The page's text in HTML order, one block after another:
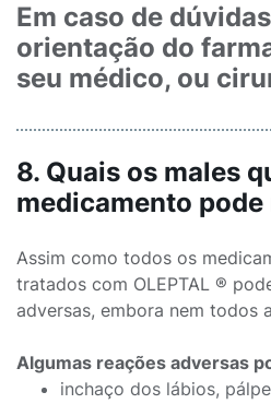
Em caso de
orientação do
seu médico, ou
8. Quais os males
medicamento pode
Assim como todos os
tratados com OLEPTAL ®
adversas, embora nem todos
Algumas reações adversas
inchaço dos lábios,